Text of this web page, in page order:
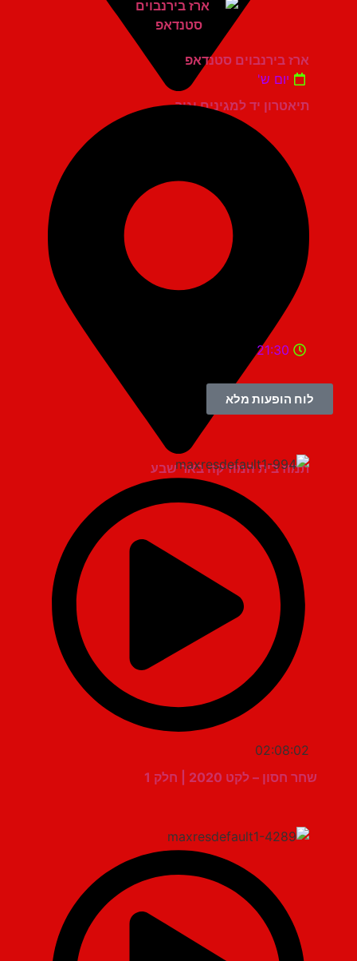
תיאטרון יד למגינים יגור
ארז בירנבוים סטנדאפ
יום ש'
תמוז בית המוזיקה באר שבע
21:30
לוח הופעות מלא
02:08:02
שחר חסון – לקט 2020 | חלק 1